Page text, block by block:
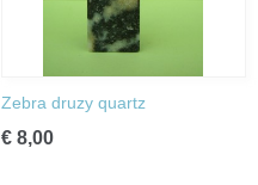
Zebra druzy quartz
€ 8,00